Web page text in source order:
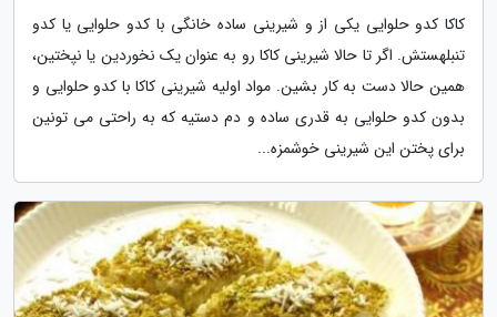
کاکا کدو حلوایی یکی از و شیرینی ساده خانگی با کدو حلوایی یا کدو
تنبلهستش. اگر تا حالا شیرینی کاکا رو به عنوان یک نخوردین یا نپختین،
همین حالا دست به کار بشین. مواد اولیه شیرینی کاکا با کدو حلوایی و
بدون کدو حلوایی به قدری ساده و دم دستیه که به راحتی می تونین
برای پختن این شیرینی خوشمزه...